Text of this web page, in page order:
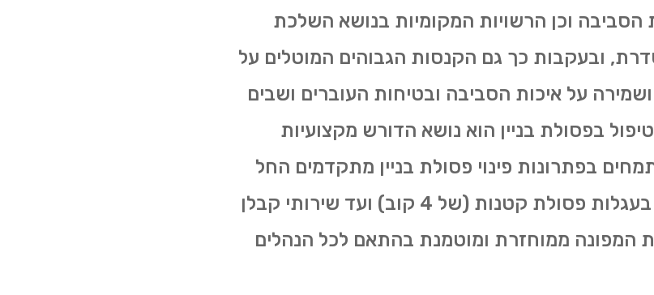
הסביבה וכן הרשויות המקומיות בנושא השלכת
ובעקבות כך גם הקנסות הגבוהים המוטלים על
על איכות הסביבה ובטיחות העוברים ושבים
בפסולת בניין הוא נושא הדורש מקצועיות
בפתרונות פינוי פסולת בניין מתקדמים החל
משירותי פינוי פסולת בניין בעגלות פסולת קטנות (של 4 קוב) ועד שירותי קבלן
המפונה ממוחזרת ומוטמנת בהתאם לכל הנהלים